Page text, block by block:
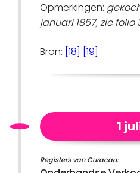
Opmerkingen:
januari 1857, zie folio
Bron: [18] [19]
1
Registers van Curacao: